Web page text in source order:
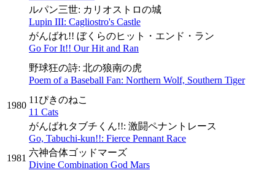
ルパン三世: カリオストロの城
Lupin III: Cagliostro's Castle
がんばれ!! ぼくらのヒット・エンド・ラン
Go For It!! Our Hit and Ran
野球狂の詩: 北の狼南の虎
Poem of a Baseball Fan: Northern Wolf, Southern Tiger
1980
11ぴきのねこ
11 Cats
がんばれタブチくん!!: 激闘ペナントレース
Go, Tabuchi-kun!!: Fierce Pennant Race
1981
六神合体ゴッドマーズ
Divine Combination God Mars